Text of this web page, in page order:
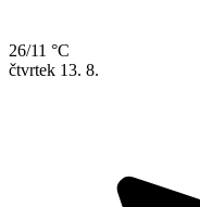
26/11 °C
čtvrtek 13. 8.